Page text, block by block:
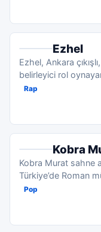
Ezhel
Ezhel, Ankara
belirleyici rol
Rap
Kobra
Kobra Murat sahne
Türkiye’de Roman
tarzı d...
Pop